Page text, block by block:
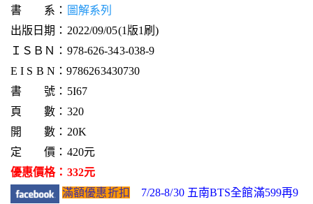
書 系： 圖解系列
出版日期：2022/09/05(1版1刷)
ＩＳＢＮ：978-626-343-038-9
E I S B N：9786263430730
書 號：5I67
頁 數：320
開 數：20K
定 價：420元
優惠價格：332元
滿額優惠折扣
7/28-8/30 五南BTS全館滿599再9